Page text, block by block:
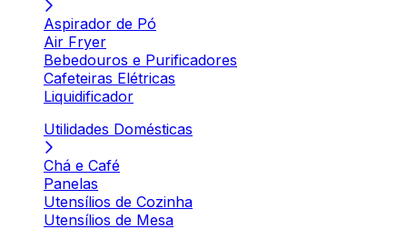
Aspirador de Pó
Air Fryer
Bebedouros e Purificadores
Cafeteiras Elétricas
Liquidificador
Utilidades Domésticas
Chá e Café
Panelas
Utensílios de Cozinha
Utensílios de Mesa